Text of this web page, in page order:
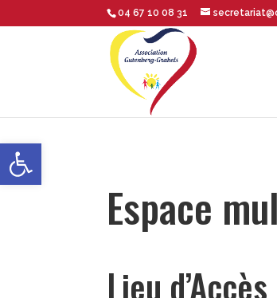
Ouvrir la barre d’outils
04 67 10 08 31
Espace
Lieu